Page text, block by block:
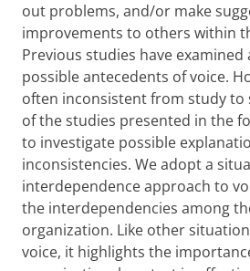
out problems, and/or make
improvements to others within
Previous studies have
possible antecedents of voice.
often inconsistent from study to
of the studies presented in the
to investigate possible
inconsistencies. We adopt a
interdependence approach to
the interdependencies among
organization. Like other
voice, it highlights the